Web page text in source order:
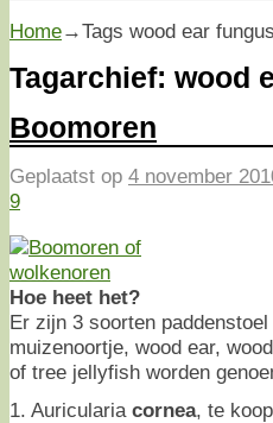
Home→Tags wood ear fungus
Tagarchief: wood
Boomoren
Geplaatst op 4 november
9
Hoe heet het?
Er zijn 3 soorten
muizenoortje, wood ear,
of tree jellyfish worden
1. Auricularia cornea, te